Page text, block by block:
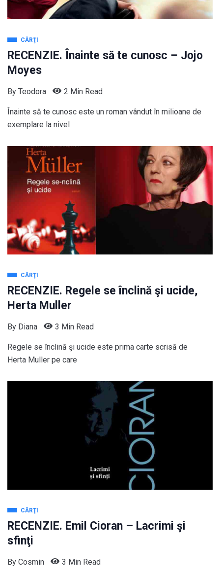
CĂRŢI
RECENZIE. Înainte să te cunosc – Jojo
Moyes
By Teodora 2 Min Read
Înainte să te cunosc este un roman vândut în milioane de
exemplare la nivel
CĂRŢI
RECENZIE. Regele se înclină şi ucide,
Herta Muller
By Diana 3 Min Read
Regele se înclină şi ucide este prima carte scrisă de
Herta Muller pe care
CĂRŢI
RECENZIE. Emil Cioran – Lacrimi şi
sfinţi
By Cosmin 3 Min Read